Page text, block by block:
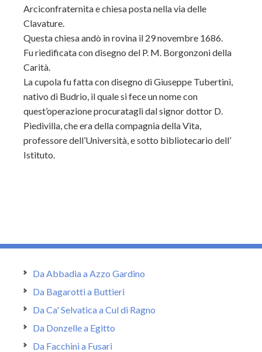
Arciconfraternita e chiesa posta nella via delle
Clavature.
Questa chiesa andò in rovina il 29 novembre 1686.
Fu riedificata con disegno del P. M. Borgonzoni della
Carità.
La cupola fu fatta con disegno di Giuseppe Tubertini,
nativo di Budrio, il quale si fece un nome con
quest’operazione procuratagli dal signor dottor D.
Piedivilla, che era della compagnia della Vita,
professore dell’Università, e sotto bibliotecario dell’
Istituto.
Da Abbadia a Azzo Gardino
Da Bagarotti a Buttieri
Da Ca' Selvatica a Cul di Ragno
Da Donzelle a Egitto
Da Facchini a Fusari